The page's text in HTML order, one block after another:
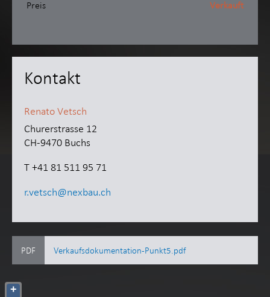
Verkauft
Kontakt
Renato Vetsch
Churerstrasse 12
CH-9470 Buchs
T +41 81 511 95 71
r.vetsch@­nexbau.ch
PDF Verkaufsdokumentation-Punkt5.pdf
+